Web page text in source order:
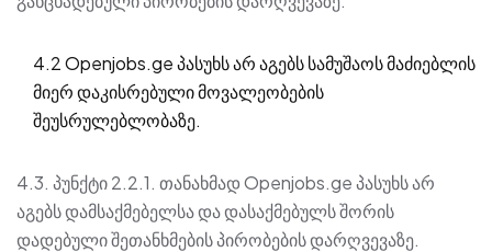
4.2 Openjobs.ge პასუხს არ აგებს სამუშაოს მაძიებლის
მიერ დაკისრებული მოვალეობების
შეუსრულებლობაზე.
4.3. პუნქტი 2.2.1. თანახმად Openjobs.ge პასუხს არ
აგებს დამსაქმებელსა და დასაქმებულს შორის
დადებული შეთანხმების პირობების დარღვევაზე.